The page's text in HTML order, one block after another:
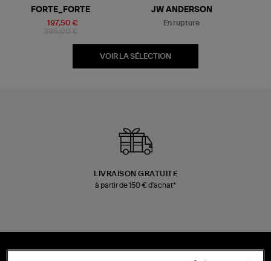
197,50 €
FORTE_FORTE
En rupture
JW ANDERSON
VOIR LA SÉLECTION
LIVRAISON GRATUITE
à partir de 150 € d'achat*